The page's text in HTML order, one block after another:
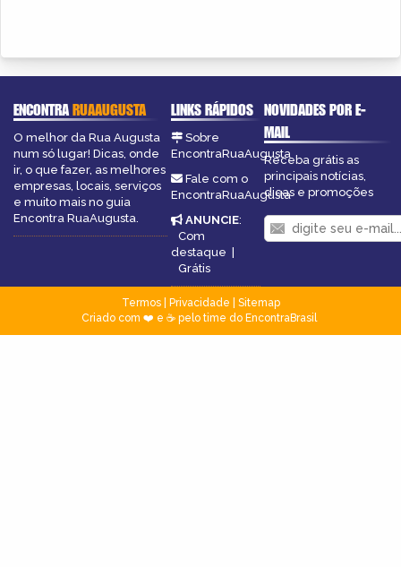
ENCONTRARUAAUGUSTA
O melhor da Rua Augusta
num só lugar! Dicas, onde
ir, o que fazer, as melhores
empresas, locais, serviços
e muito mais no guia
Encontra RuaAugusta.
LINKS RÁPIDOS
Sobre
EncontraRuaAugusta
Fale com o
EncontraRuaAugusta
ANUNCIE:
Com
destaque
Grátis
NOVIDADES POR E-
MAIL
Receba grátis as
principais notícias,
dicas e promoções
Termos| Privacidade
Sitemap
Criado com ❤️ e ☕ pelo time do EncontraBrasil